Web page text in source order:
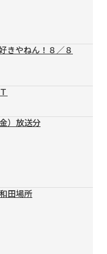
きやねん！８／８
）放送分
田場所